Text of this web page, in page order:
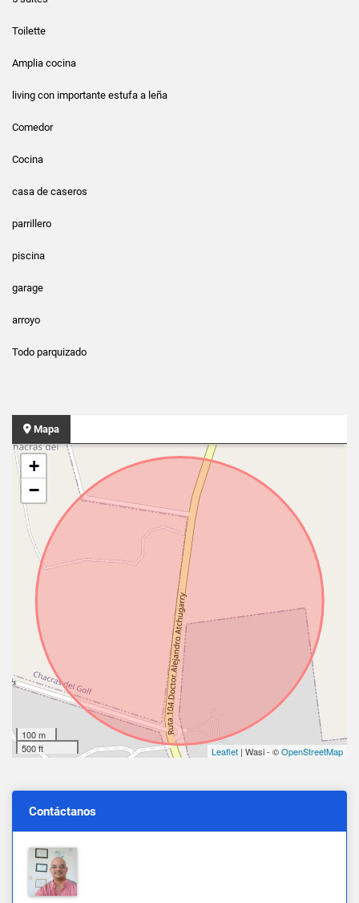
Toilette
Amplia cocina
living con importante estufa a leña
Comedor
Cocina
casa de caseros
parrillero
piscina
garage
arroyo
Todo parquizado
Mapa
+
−
100 m
500 ft
Leaflet | Wasi - ©OpenStreetMap
Contáctanos